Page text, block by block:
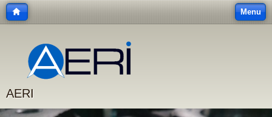
Menu
AERI